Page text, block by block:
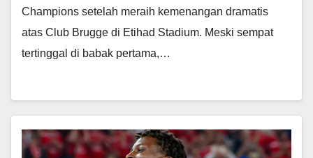
Champions setelah meraih kemenangan dramatis
atas Club Brugge di Etihad Stadium. Meski sempat
tertinggal di babak pertama,…